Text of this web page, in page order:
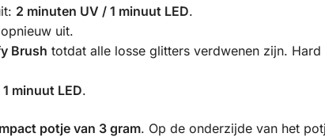
2 minuten UV / 1 minuut LED.
uit.
Brush totdat alle losse glitters verdwenen zijn.
minuut LED.
potje van 3 gram. Op de onderzijde van het